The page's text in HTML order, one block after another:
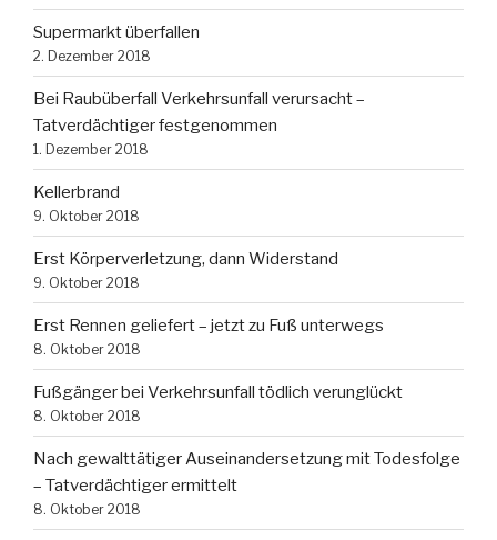
Supermarkt überfallen
2. Dezember 2018
Bei Raubüberfall Verkehrsunfall verursacht –
Tatverdächtiger festgenommen
1. Dezember 2018
Kellerbrand
9. Oktober 2018
Erst Körperverletzung, dann Widerstand
9. Oktober 2018
Erst Rennen geliefert – jetzt zu Fuß unterwegs
8. Oktober 2018
Fußgänger bei Verkehrsunfall tödlich verunglückt
8. Oktober 2018
Nach gewalttätiger Auseinandersetzung mit Todesfolge
– Tatverdächtiger ermittelt
8. Oktober 2018